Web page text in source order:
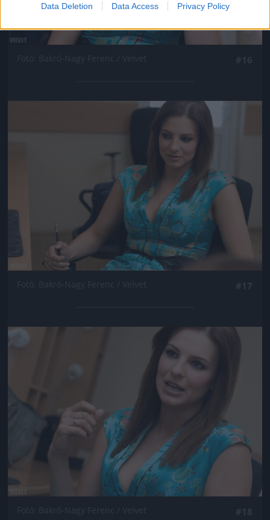
Data Deletion Data Access Privacy Policy
Jön még kép!
Jön még kép!